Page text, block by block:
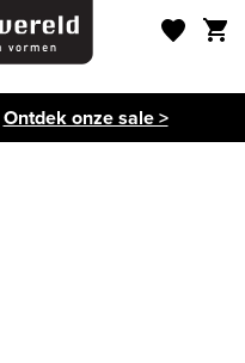
Ontdek onze sale >